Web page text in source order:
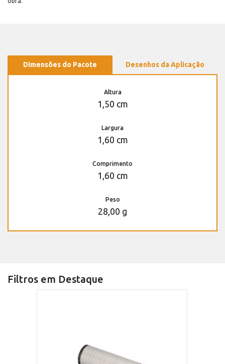
Dimensões do Pacote Desenhos da Aplicação
Altura
1,50 cm
Largura
1,60 cm
Comprimento
1,60 cm
Peso
28,00 g
Filtros em Destaque